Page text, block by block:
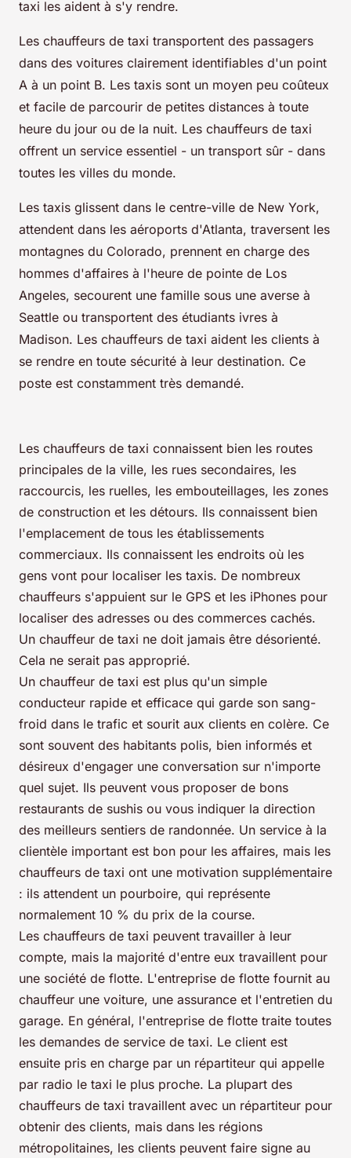
taxi les aident à s'y rendre.
Les chauffeurs de taxi transportent des passagers
dans des voitures clairement identifiables d'un point
A à un point B. Les taxis sont un moyen peu coûteux
et facile de parcourir de petites distances à toute
heure du jour ou de la nuit. Les chauffeurs de taxi
offrent un service essentiel - un transport sûr - dans
toutes les villes du monde.
Les taxis glissent dans le centre-ville de New York,
attendent dans les aéroports d'Atlanta, traversent les
montagnes du Colorado, prennent en charge des
hommes d'affaires à l'heure de pointe de Los
Angeles, secourent une famille sous une averse à
Seattle ou transportent des étudiants ivres à
Madison. Les chauffeurs de taxi aident les clients à
se rendre en toute sécurité à leur destination. Ce
poste est constamment très demandé.
Les chauffeurs de taxi connaissent bien les routes
principales de la ville, les rues secondaires, les
raccourcis, les ruelles, les embouteillages, les zones
de construction et les détours. Ils connaissent bien
l'emplacement de tous les établissements
commerciaux. Ils connaissent les endroits où les
gens vont pour localiser les taxis. De nombreux
chauffeurs s'appuient sur le GPS et les iPhones pour
localiser des adresses ou des commerces cachés.
Un chauffeur de taxi ne doit jamais être désorienté.
Cela ne serait pas approprié.
Un chauffeur de taxi est plus qu'un simple
conducteur rapide et efficace qui garde son sang-
froid dans le trafic et sourit aux clients en colère. Ce
sont souvent des habitants polis, bien informés et
désireux d'engager une conversation sur n'importe
quel sujet. Ils peuvent vous proposer de bons
restaurants de sushis ou vous indiquer la direction
des meilleurs sentiers de randonnée. Un service à la
clientèle important est bon pour les affaires, mais les
chauffeurs de taxi ont une motivation supplémentaire
: ils attendent un pourboire, qui représente
normalement 10 % du prix de la course.
Les chauffeurs de taxi peuvent travailler à leur
compte, mais la majorité d'entre eux travaillent pour
une société de flotte. L'entreprise de flotte fournit au
chauffeur une voiture, une assurance et l'entretien du
garage. En général, l'entreprise de flotte traite toutes
les demandes de service de taxi. Le client est
ensuite pris en charge par un répartiteur qui appelle
par radio le taxi le plus proche. La plupart des
chauffeurs de taxi travaillent avec un répartiteur pour
obtenir des clients, mais dans les régions
métropolitaines, les clients peuvent faire signe au